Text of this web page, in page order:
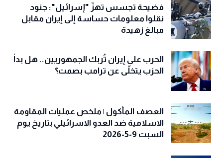
فضيحة تجسس تهزّ "إسرائيل": جنود
نقلوا معلومات حساسة إلى إيران مقابل
مبالغ زهيدة
الحرب على إيران تُربك الجمهوريين.. هل بدأ
الحزب يتخلّى عن ترامب بصمت؟
العصف المأكول | ملخص عمليات المقاومة
الاسلامية ضد العدو الاسرائيلي بتاريخ يوم
السبت 9-5-2026